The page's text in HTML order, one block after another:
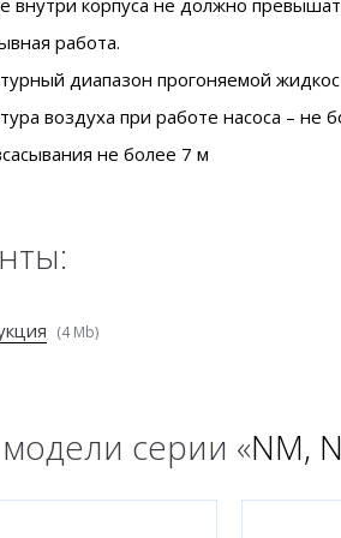
внутри корпуса не должно
работа.
диапазон прогоняемой
воздуха при работе насоса – не
не более 7 м
(4 Mb)
серии «NM,